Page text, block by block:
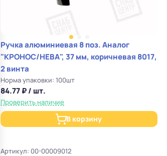
Ручка алюминиевая 8 поз. Аналог
"КРОНОС/НЕВА", 37 мм, коричневая 8017,
2 винта
Норма упаковки: 100шт
84.77 ₽ / шт.
Проверить наличие
В корзину
Артикул: 00-00009012